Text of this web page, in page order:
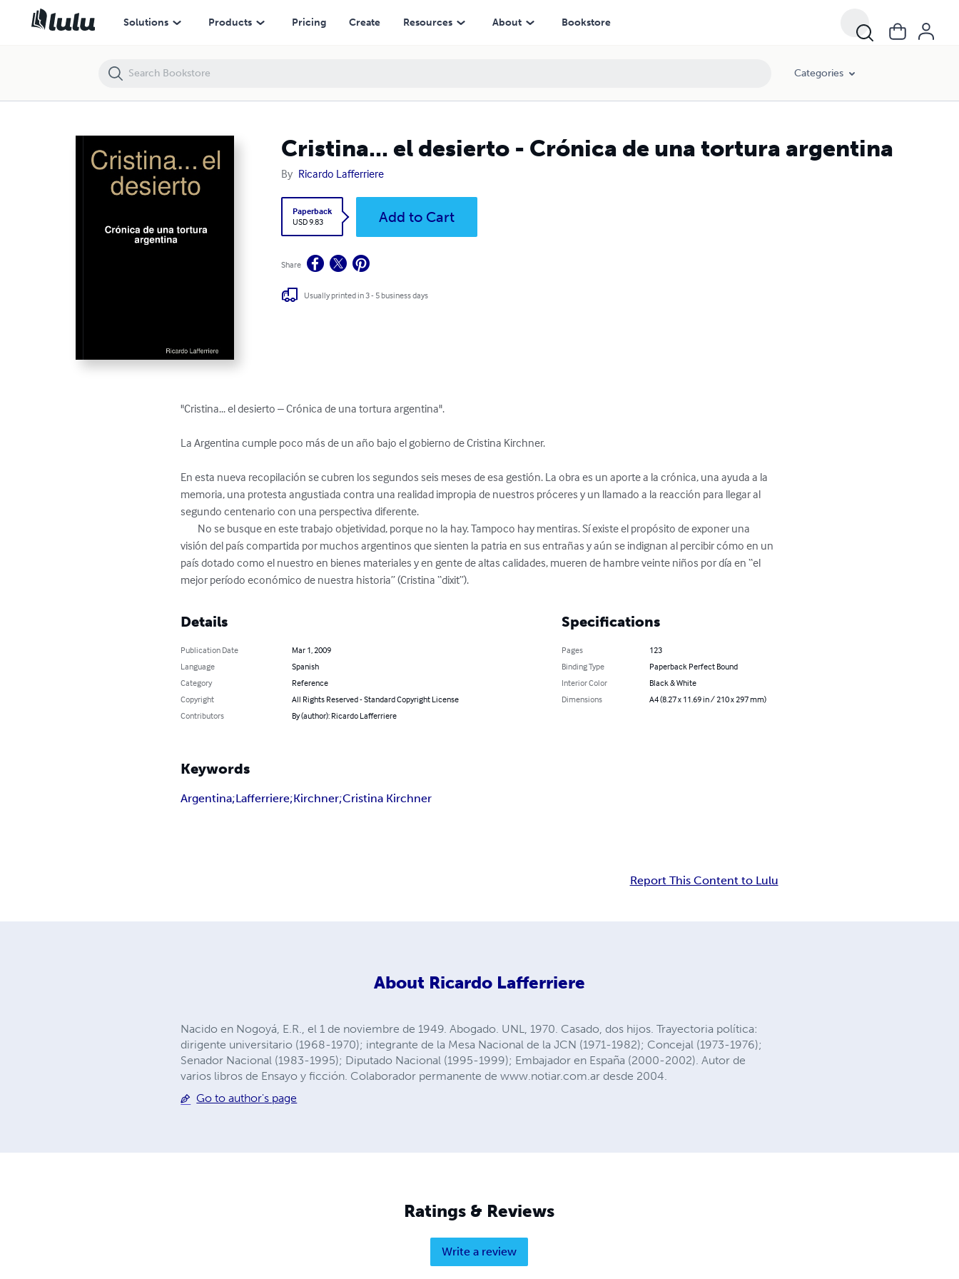
Solutions Products Pricing Create Resources About Bookstore
Categories
Cristina... el desierto - Crónica de una tortura argentina
By Ricardo Lafferriere
Paperback
USD 9.83
Add to Cart
Share
Usually printed in 3 - 5 business days
"Cristina... el desierto – Crónica de una tortura argentina".
La Argentina cumple poco más de un año bajo el gobierno de Cristina Kirchner.
En esta nueva recopilación se cubren los segundos seis meses de esa gestión. La obra es un aporte a la crónica, una ayuda a la
memoria, una protesta angustiada contra una realidad impropia de nuestros próceres y un llamado a la reacción para llegar al
segundo centenario con una perspectiva diferente.
visión del país compartida por muchos argentinos que sienten la patria en sus entrañas y aún se indignan al percibir cómo en un
país dotado como el nuestro en bienes materiales y en gente de altas calidades, mueren de hambre veinte niños por día en “el
mejor período económico de nuestra historia” (Cristina “dixit”).
Details
Publication Date
Mar 1, 2009
Language
Spanish
Category
Reference
Copyright
All Rights Reserved - Standard Copyright License
Contributors
By (author): Ricardo Lafferriere
Specifications
Pages
123
Binding Type
Paperback Perfect Bound
Interior Color
Black & White
Dimensions
A4 (8.27 x 11.69 in / 210 x 297 mm)
Keywords
Argentina;Lafferriere;Kirchner;Cristina Kirchner
Report This Content to Lulu
About Ricardo Lafferriere
Nacido en Nogoyá, E.R., el 1 de noviembre de 1949. Abogado. UNL, 1970. Casado, dos hijos. Trayectoria política:
dirigente universitario (1968-1970); integrante de la Mesa Nacional de la JCN (1971-1982); Concejal (1973-1976);
Senador Nacional (1983-1995); Diputado Nacional (1995-1999); Embajador en España (2000-2002). Autor de
varios libros de Ensayo y ficción. Colaborador permanente de www.notiar.com.ar desde 2004.
Go to author's page
Ratings & Reviews
Write a review
Cristina... el desierto - Crónica de una tortura argentina